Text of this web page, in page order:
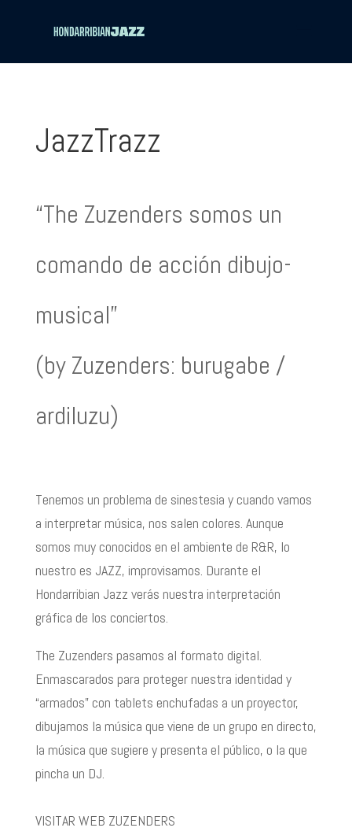
JazzTrazz
“The Zuzenders somos un
comando de acción dibujo-
musical”
(by Zuzenders: burugabe /
ardiluzu)
Tenemos un problema de sinestesia y cuando vamos
a interpretar música, nos salen colores. Aunque
somos muy conocidos en el ambiente de R&R, lo
nuestro es JAZZ, improvisamos. Durante el
Hondarribian Jazz verás nuestra interpretación
gráfica de los conciertos.
The Zuzenders pasamos al formato digital.
Enmascarados para proteger nuestra identidad y
“armados” con tablets enchufadas a un proyector,
dibujamos la música que viene de un grupo en directo,
la música que sugiere y presenta el público, o la que
pincha un DJ.
VISITAR WEB ZUZENDERS